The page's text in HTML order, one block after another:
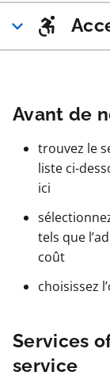
Avant de
trouvez le
liste ci-
ici
tels que
coût
choisissez
Services
service